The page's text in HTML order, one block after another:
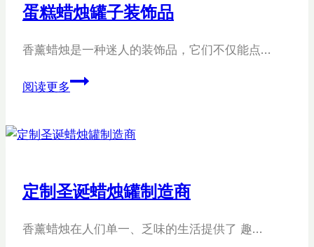
蛋糕蜡烛罐子装饰品
香薰蜡烛是一种迷人的装饰品，它们不仅能点…
阅读更多蛋
烛
装
品
定制圣诞蜡烛罐制造商
香薰蜡烛在人们单一、乏味的生活提供了 趣…